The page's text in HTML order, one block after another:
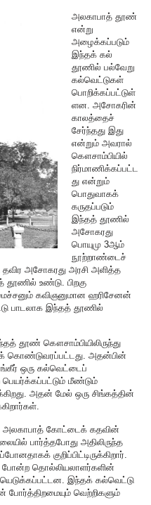
அலகாபாத் தூண்
என்று
அழைக்கப்படும்
இந்தக் கல்
தூணில் பல்வேறு
கல்வெட்டுகள்
பொறிக்கப்பட்டுள்
ளன. அசோகரின்
காலத்தைச்
சேர்ந்தது இது
என்றும் அவரால்
கௌசாம்பியில்
நிர்மாணிக்கப்பட்ட
து என்றும்
பொதுவாகக்
கருதப்படும்
இந்தத் தூணில்
அசோகரது
பொயுமு 3ஆம்
நூற்றாண்டைச்
அசோகரது அரசி அளித்த
உண்டு. பிறகு
கவிஞனுமான ஹரிசேனன்
பாடலாக இந்தத் தூணில்
தூண் கௌசாம்பியிலிருந்து
கொண்டுவரப்பட்டது. அதன்பின்
ஒரு கல்வெட்டைப்
பெயர்க்கப்பட்டும் மீண்டும்
அதன் மேல் ஒரு சிங்கத்தின்
அலகாபாத் கோட்டைக் கதவின்
பார்த்தபோது அதிலிருந்த
குறிப்பிட்டிருக்கிறார்.
தொல்லியலாளர்களின்
இந்தக் கல்வெட்டு
போர்த்திறமையும் வெற்றிகளும்